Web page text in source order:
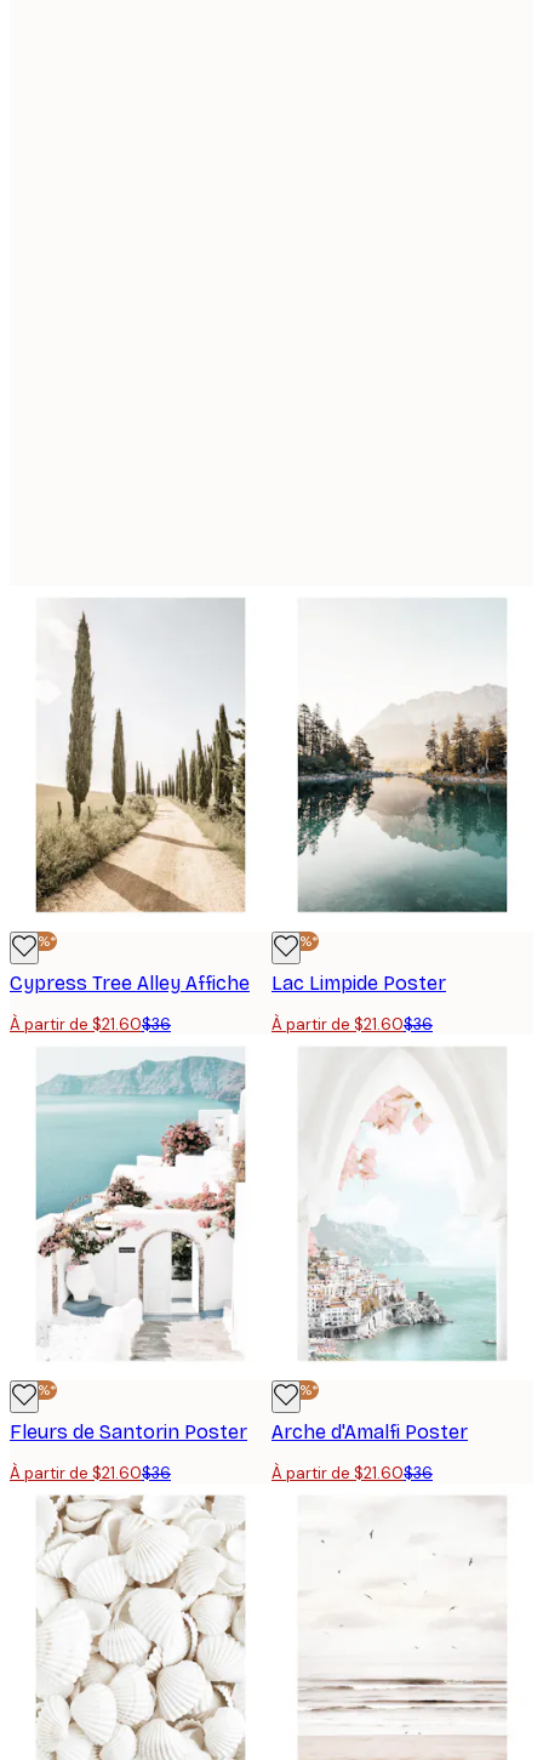
-40%*
Cypress Tree Alley Affiche
À partir de $21.60$36
-40%*
Lac Limpide Poster
À partir de $21.60$36
-40%*
Fleurs de Santorin Poster
À partir de $21.60$36
-40%*
Arche d'Amalfi Poster
À partir de $21.60$36